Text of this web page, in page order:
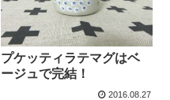
プケッティラテマグはベ
ージュで完結！
2016.08.27